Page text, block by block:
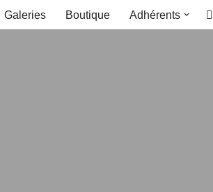
Galeries Boutique Adhérents